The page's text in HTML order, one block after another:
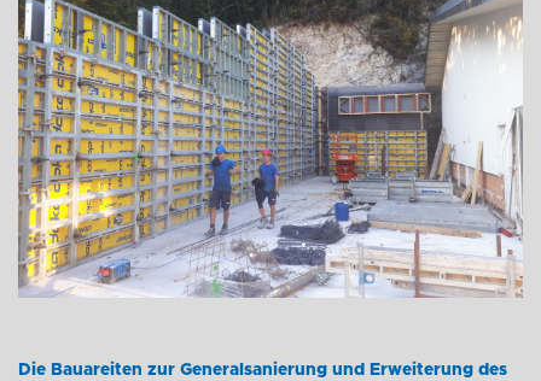
Die Bauareiten zur Generalsanierung und Erweiterung des